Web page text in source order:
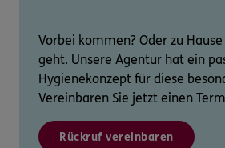
Vorbei kommen? Oder zu
geht. Unsere Agentur hat ein
Hygienekonzept für diese
Vereinbaren Sie jetzt einen
Rückruf vereinbaren